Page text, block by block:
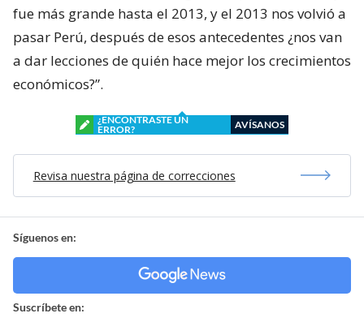
fue más grande hasta el 2013, y el 2013 nos volvió a
pasar Perú, después de esos antecedentes ¿nos van
a dar lecciones de quién hace mejor los crecimientos
económicos?”.
¿ENCONTRASTE UN
ERROR?
AVÍSANOS
Revisa nuestra página de correcciones
Síguenos en:
Suscríbete en: